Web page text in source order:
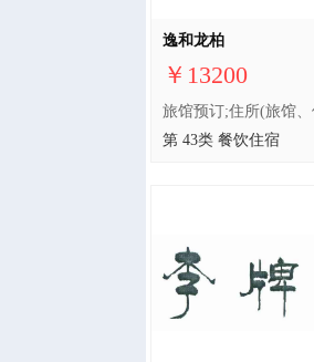
逸和龙柏
￥13200
第 43类 餐饮住宿